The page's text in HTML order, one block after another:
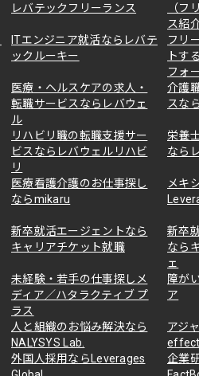
レバテックフリーランス
（フ
ス紹
ITエンジニア就活ならレバテ
ックルーキー
フリ
トす
フォ
医療・ヘルスケアの求人・
転職サービスならレバウェ
ル
介護
スな
リハビリ職の転職支援サー
ビスならレバウェルリハビ
リ
栄養
なら
医療看護介護のお仕事探し
ならmikaru
メキ
新卒就活エージェントなら
キャリアチケット就職
新卒
なら
ェ
未経験・若手の仕事探しメ
ディア／ハタラクティブ プ
ラス
障が
ア
人と組織のお悩み解決なら
NALYSYS Lab.
アジ
外国人採用ならLeverages
企業